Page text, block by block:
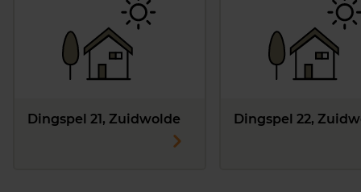
Dingspel 21, Zuidwolde Dingspel 22,